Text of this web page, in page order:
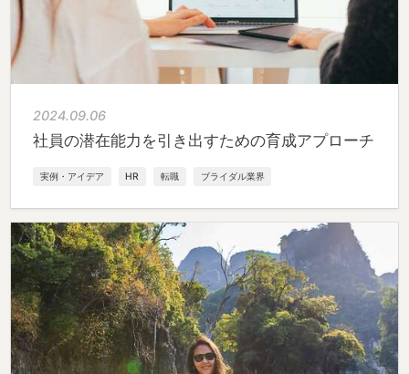
2024.09.06
社員の潜在能力を引き出すための育成アプローチ
実例・アイデア HR 転職 ブライダル業界